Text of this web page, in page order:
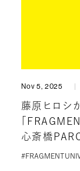
Nov 5, 2025
藤原ヒロシ
「
心斎橋